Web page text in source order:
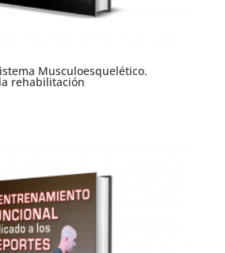
Musculoesquelético.
rehabilitación